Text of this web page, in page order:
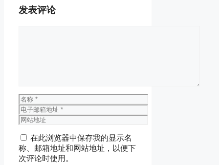
发表评论
名
称
电
子
箱
地
址
网
地
址
在此浏览器中保存我的显示名
称、邮箱地址和网站地址，以便下
次评论时使用。